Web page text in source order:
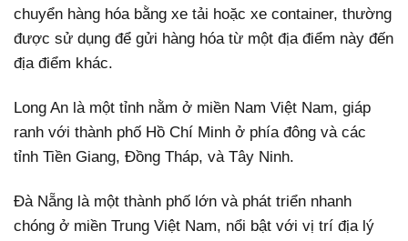
chuyển hàng hóa bằng xe tải hoặc xe container, thường
được sử dụng để gửi hàng hóa từ một địa điểm này đến
địa điểm khác.
Long An là một tỉnh nằm ở miền Nam Việt Nam, giáp
ranh với thành phố Hồ Chí Minh ở phía đông và các
tỉnh Tiền Giang, Đồng Tháp, và Tây Ninh.
Đà Nẵng là một thành phố lớn và phát triển nhanh
chóng ở miền Trung Việt Nam, nổi bật với vị trí địa lý